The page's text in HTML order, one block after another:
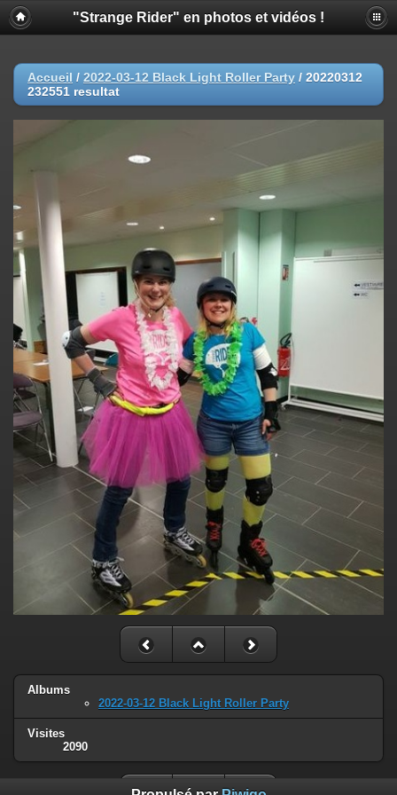
"Strange Rider" en photos et vidéos !
Accueil / 2022-03-12 Black Light Roller Party / 20220312
232551 resultat
Albums
2022-03-12 Black Light Roller Party
Visites
2090